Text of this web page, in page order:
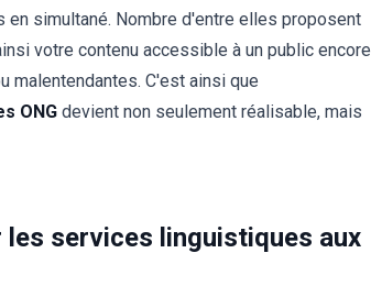
simultané. Nombre d'entre elles proposent
votre contenu accessible à un public encore
malentendantes. C'est ainsi que
ONG devient non seulement réalisable, mais
services linguistiques aux